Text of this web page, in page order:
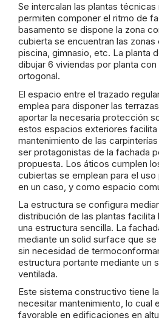
Se intercalan las plantas
permiten componer el ritmo de
basamento se dispone la zona
cubierta se encuentran las
piscina, gimnasio, etc. La planta
dibujar 6 viviendas por planta
ortogonal.
El espacio entre el trazado
emplea para disponer las
aportar la necesaria protección
estos espacios exteriores facilita
mantenimiento de las
ser protagonistas de la fachada
propuesta. Los áticos cumplen
cubiertas se emplean para el
en un caso, y como espacio
La estructura se configura
distribución de las plantas facilita
una estructura sencilla. La
mediante un solid surface que
sin necesidad de
estructura portante mediante un
ventilada.
Este sistema constructivo tiene
necesitar mantenimiento, lo cual
favorable en edificaciones en